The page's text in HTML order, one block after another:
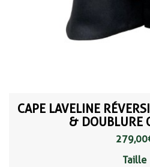
CAPE LAVELINE
& DOUBLURE
279,00
Taille